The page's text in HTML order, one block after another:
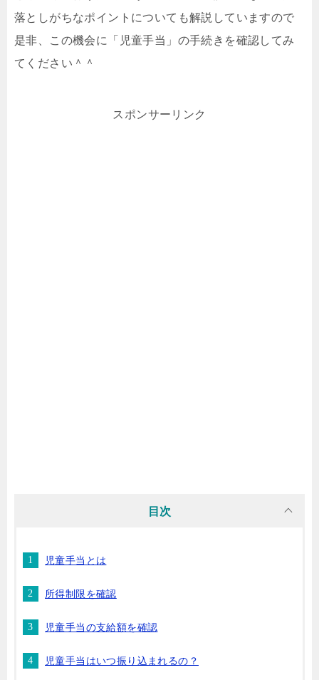
落としがちなポイントについても解説していますので
是非、この機会に「児童手当」の手続きを確認してみ
てください＾＾
スポンサーリンク
目次
児童手当とは
所得制限を確認
児童手当の支給額を確認
児童手当はいつ振り込まれるの？